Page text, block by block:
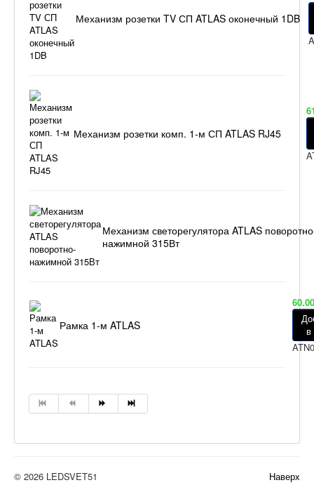
Механизм розетки TV СП ATLAS оконечный 1DB
Механизм розетки комп. 1-м СП ATLAS RJ45
Механизм светорегулятора ATLAS
нажимной 315Вт
Рамка 1-м ATLAS
в
Наверх
© 2026 LEDSVET51